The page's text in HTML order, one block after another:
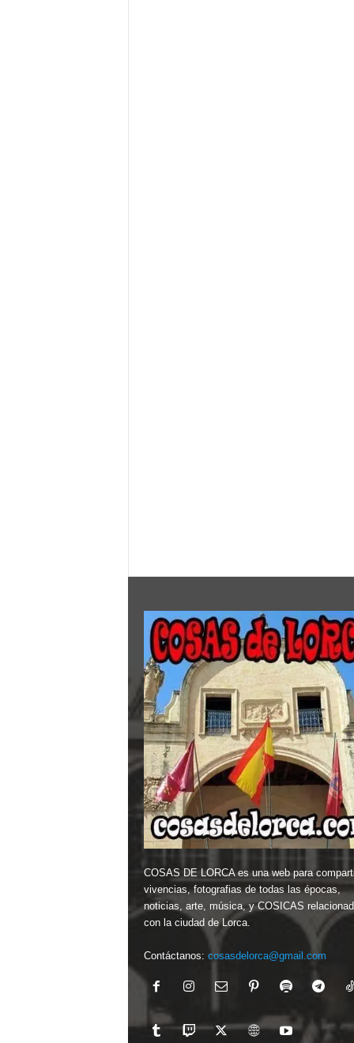
COSAS DE LORCA es una web para
vivencias, fotografias de todas las épocas,
noticias, arte, música, y COSICAS
con la ciudad de Lorca.
Contáctanos: cosasdelorca@gmail.com